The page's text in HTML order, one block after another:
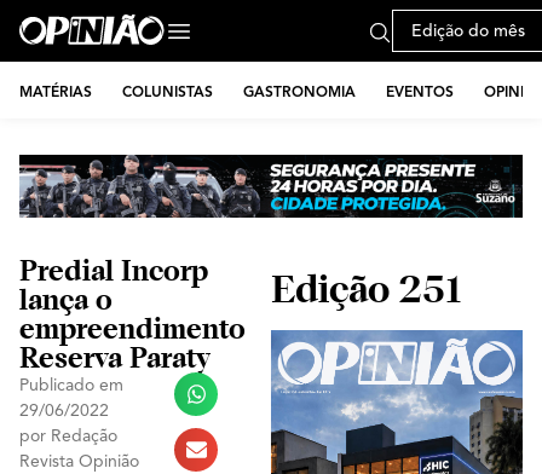
Edição do mês
MATÉRIAS COLUNISTAS GASTRONOMIA EVENTOS
Predial Incorp
lança o
empreendimento
Reserva Paraty
Publicado em
29/06/2022
por Redação
Revista Opinião
Edição 251